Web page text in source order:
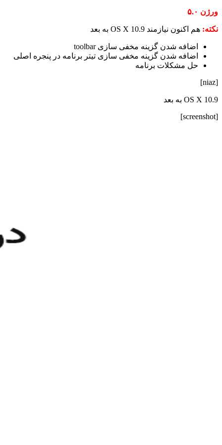
ورژن ۵.۰
نکته: هم اکنون نیازمند OS X 10.9 به بعد
اضافه شدن گزینه مخفی سازی toolbar
اضافه شدن گزینه مخفی سازی تیتر برنامه در پنجره اصلی
حل مشکلات برنامه
[niaz]
OS X 10.9 به بعد
[screenshot]